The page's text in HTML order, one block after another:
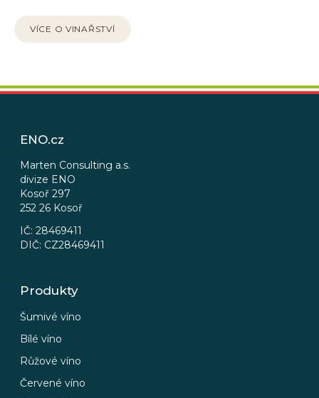
VÍCE O VINAŘSTVÍ
Z
ENO.cz
Marten Consulting a.s.
divize ENO
Kosoř 297
252 26 Kosoř
IČ: 28469411
DIČ: CZ28469411
Produkty
Šumivé víno
Bílé víno
Růžové víno
Červené víno